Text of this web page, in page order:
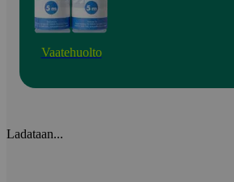
Vaatehuolto
Ladataan...